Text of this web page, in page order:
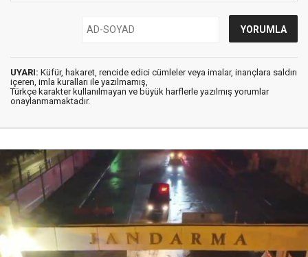
UYARI: Küfür, hakaret, rencide edici cümleler veya imalar, inançlara saldırı
içeren, imla kuralları ile yazılmamış,
Türkçe karakter kullanılmayan ve büyük harflerle yazılmış yorumlar
onaylanmamaktadır.